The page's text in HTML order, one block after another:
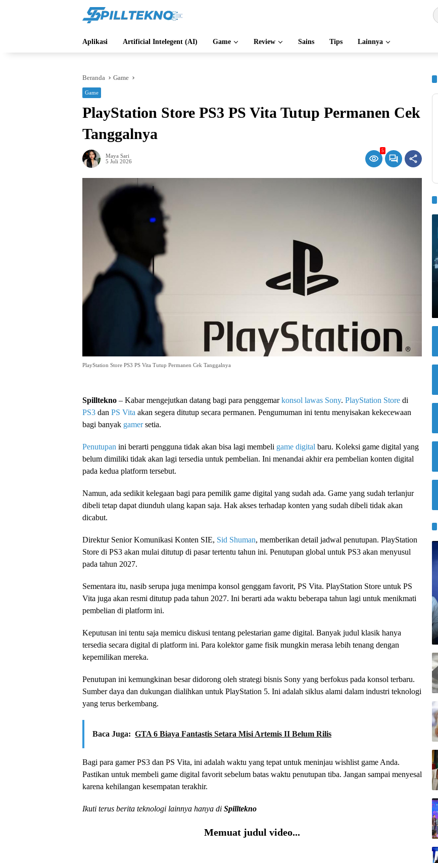
Aplikasi Artificial Intelegent (AI) Game Review Sains Tips Lainnya
Beranda Game
Game
PlayStation Store PS3 PS Vita Tutup Permanen Cek
Tanggalnya
Maya Sari
5 Juli 2026
5
PlayStation Store PS3 PS Vita Tutup Permanen Cek Tanggalnya
Spilltekno – Kabar mengejutkan datang bagi para penggemarkonsol lawas Sony. PlayStation Store di
PS3 dan PS Vita akan segera ditutup secara permanen. Pengumuman ini tentu menyisakan kekecewaan
bagi banyak gamersetia.
Penutupan ini berarti pengguna tidak akan bisa lagi membeli game digital baru. Koleksi game digital yang
belum dimiliki tidak akan lagi tersedia untuk pembelian. Ini menandai akhir era pembelian konten digital
pada kedua platform tersebut.
Namun, ada sedikit kelegaan bagi para pemilik game digital yang sudah ada. Game yang sudah terlanjur
dibeli tetap dapat diunduh ulang kapan saja. Hak akses terhadap konten yang sudah dibeli tidak akan
dicabut.
Direktur Senior Komunikasi Konten SIE, Sid Shuman, memberikan detail jadwal penutupan. PlayStation
Store di PS3 akan mulai ditutup di pasar tertentu tahun ini. Penutupan global untuk PS3 akan menyusul
pada tahun 2027.
Sementara itu, nasib serupa juga menimpa konsol genggam favorit, PS Vita. PlayStation Store untuk PS
Vita juga akan resmi ditutup pada tahun 2027. Ini berarti ada waktu beberapa tahun lagi untuk menikmati
pembelian di platform ini.
Keputusan ini tentu saja memicu diskusi tentang pelestarian game digital. Banyak judul klasik hanya
tersedia secara digital di platform ini. Para kolektor game fisik mungkin merasa lebih tenang dengan
kepemilikan mereka.
Penutupan ini kemungkinan besar didorong oleh strategi bisnis Sony yang berfokus pada konsol terbaru.
Sumber daya dan dukungan dialihkan untuk PlayStation 5. Ini adalah siklus alami dalam industri teknologi
yang terus berkembang.
Baca Juga: GTA 6 Biaya Fantastis Setara Misi Artemis II Belum Rilis
Bagi para gamer PS3 dan PS Vita, ini adalah waktu yang tepat untuk meninjau wishlist game Anda.
Pastikan untuk membeli game digital favorit sebelum batas waktu penutupan tiba. Jangan sampai menyesal
karena kehilangan kesempatan terakhir.
Ikuti terus berita teknologi lainnya hanya di Spilltekno
Memuat judul video...